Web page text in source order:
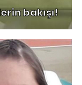
bakışı!